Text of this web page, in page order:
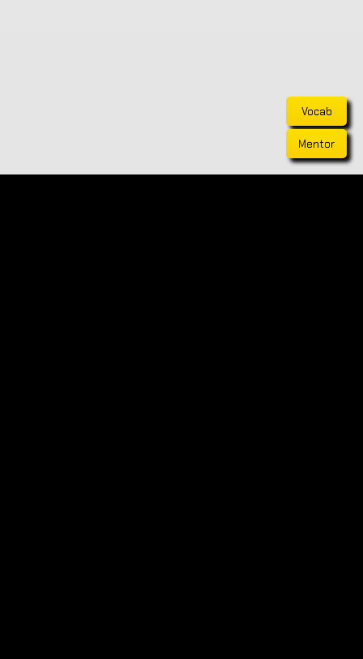
Vocab
Mentor